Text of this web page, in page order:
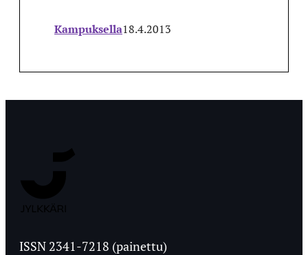
Kampuksella18.4.2013
Ylioppilaslehti
ISSN 2341-7218 (painettu)